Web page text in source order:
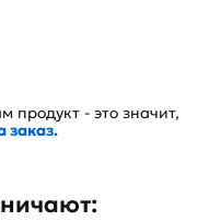
продукт - это значит,
заказ.